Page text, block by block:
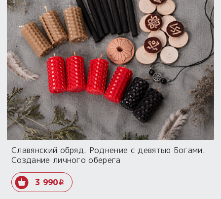
Славянский обряд. Роднение с девятью Богами.
Создание личного оберега
3 990i